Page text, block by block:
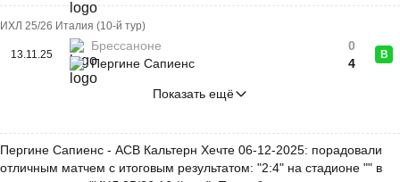
ИХЛ 25/26 Италия (10-й тур)
13.11.25
Брессаноне
Пергине Сапиенс
0
4
В
Показать ещё
Пергине Сапиенс - АСВ Кальтерн Хечте 06-12-2025: порадовали
отличным матчем с итоговым результатом: "2:4" на стадионе "" в